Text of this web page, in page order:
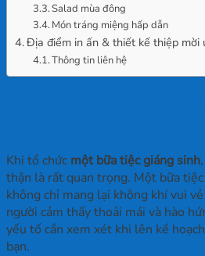
Salad mùa đông
Món tráng miệng hấp dẫn
Địa điểm in ấn & thiết kế thiệp mời
Thông tin liên hệ
Khi tổ chức một bữa tiệc giáng sinh
thận là rất quan trọng. Một bữa
không chỉ mang lại không khí vui
người cảm thấy thoải mái và hào
yếu tố cần xem xét khi lên kế
bạn.